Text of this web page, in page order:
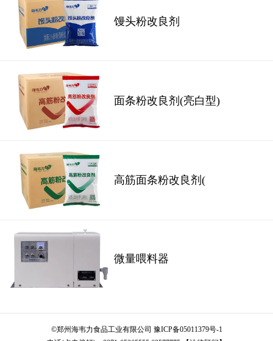
馒头粉改良剂
面条粉改良剂(亮白型)
高筋面条粉改良剂(
微量喂料器
©郑州海韦力食品工业有限公司 豫ICP备05011379号-1